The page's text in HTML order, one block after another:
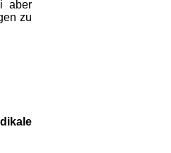
aber
zu